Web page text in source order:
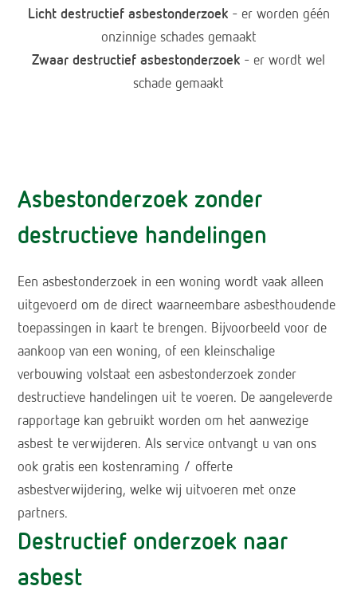
Licht destructief asbestonderzoek– er worden géén
onzinnige schades gemaakt
Zwaar destructief asbestonderzoek – er wordt wel
schade gemaakt
Asbestonderzoek zonder
destructieve handelingen
Een asbestonderzoek in een woning wordt vaak alleen
uitgevoerd om de direct waarneembare asbesthoudende
toepassingen in kaart te brengen. Bijvoorbeeld voor de
aankoop van een woning, of een kleinschalige
verbouwing volstaat een asbestonderzoek zonder
destructieve handelingen uit te voeren. De aangeleverde
rapportage kan gebruikt worden om het aanwezige
asbest te verwijderen. Als service ontvangt u van ons
ook gratis een kostenraming / offerte
asbestverwijdering, welke wij uitvoeren met onze
partners.
Destructief onderzoek naar
asbest